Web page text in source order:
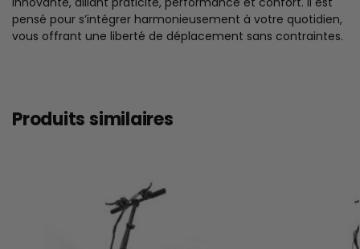
pensé pour s’intégrer harmonieusement à votre quotidien,
vous offrant une liberté de déplacement sans contraintes.
Produits similaires